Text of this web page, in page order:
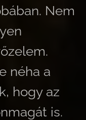
Nem
néha a
hogy az
is.